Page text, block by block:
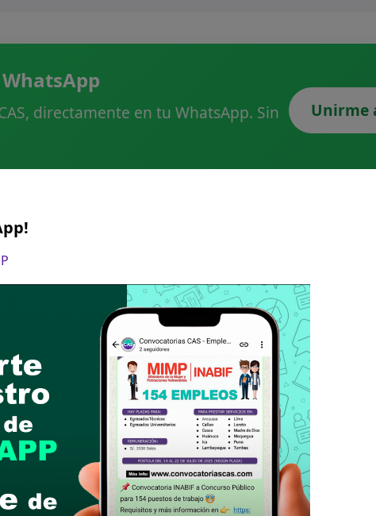
directamente en tu WhatsApp. Sin
Unirme
técnica de Administración y/o carreras afines
(01) año en el sector público y/ o privado
meses en en labores similares o afines
a nivel intermedio
en equipo y Orientación a Resultados.
de Lima y/o agencias y/o depósitos.